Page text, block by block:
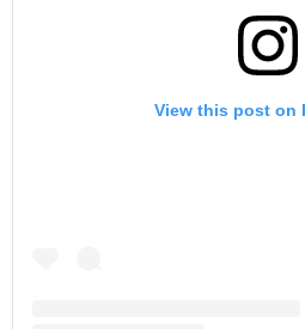
View this post on